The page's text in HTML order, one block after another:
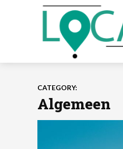
CATEGORY:
Algemeen